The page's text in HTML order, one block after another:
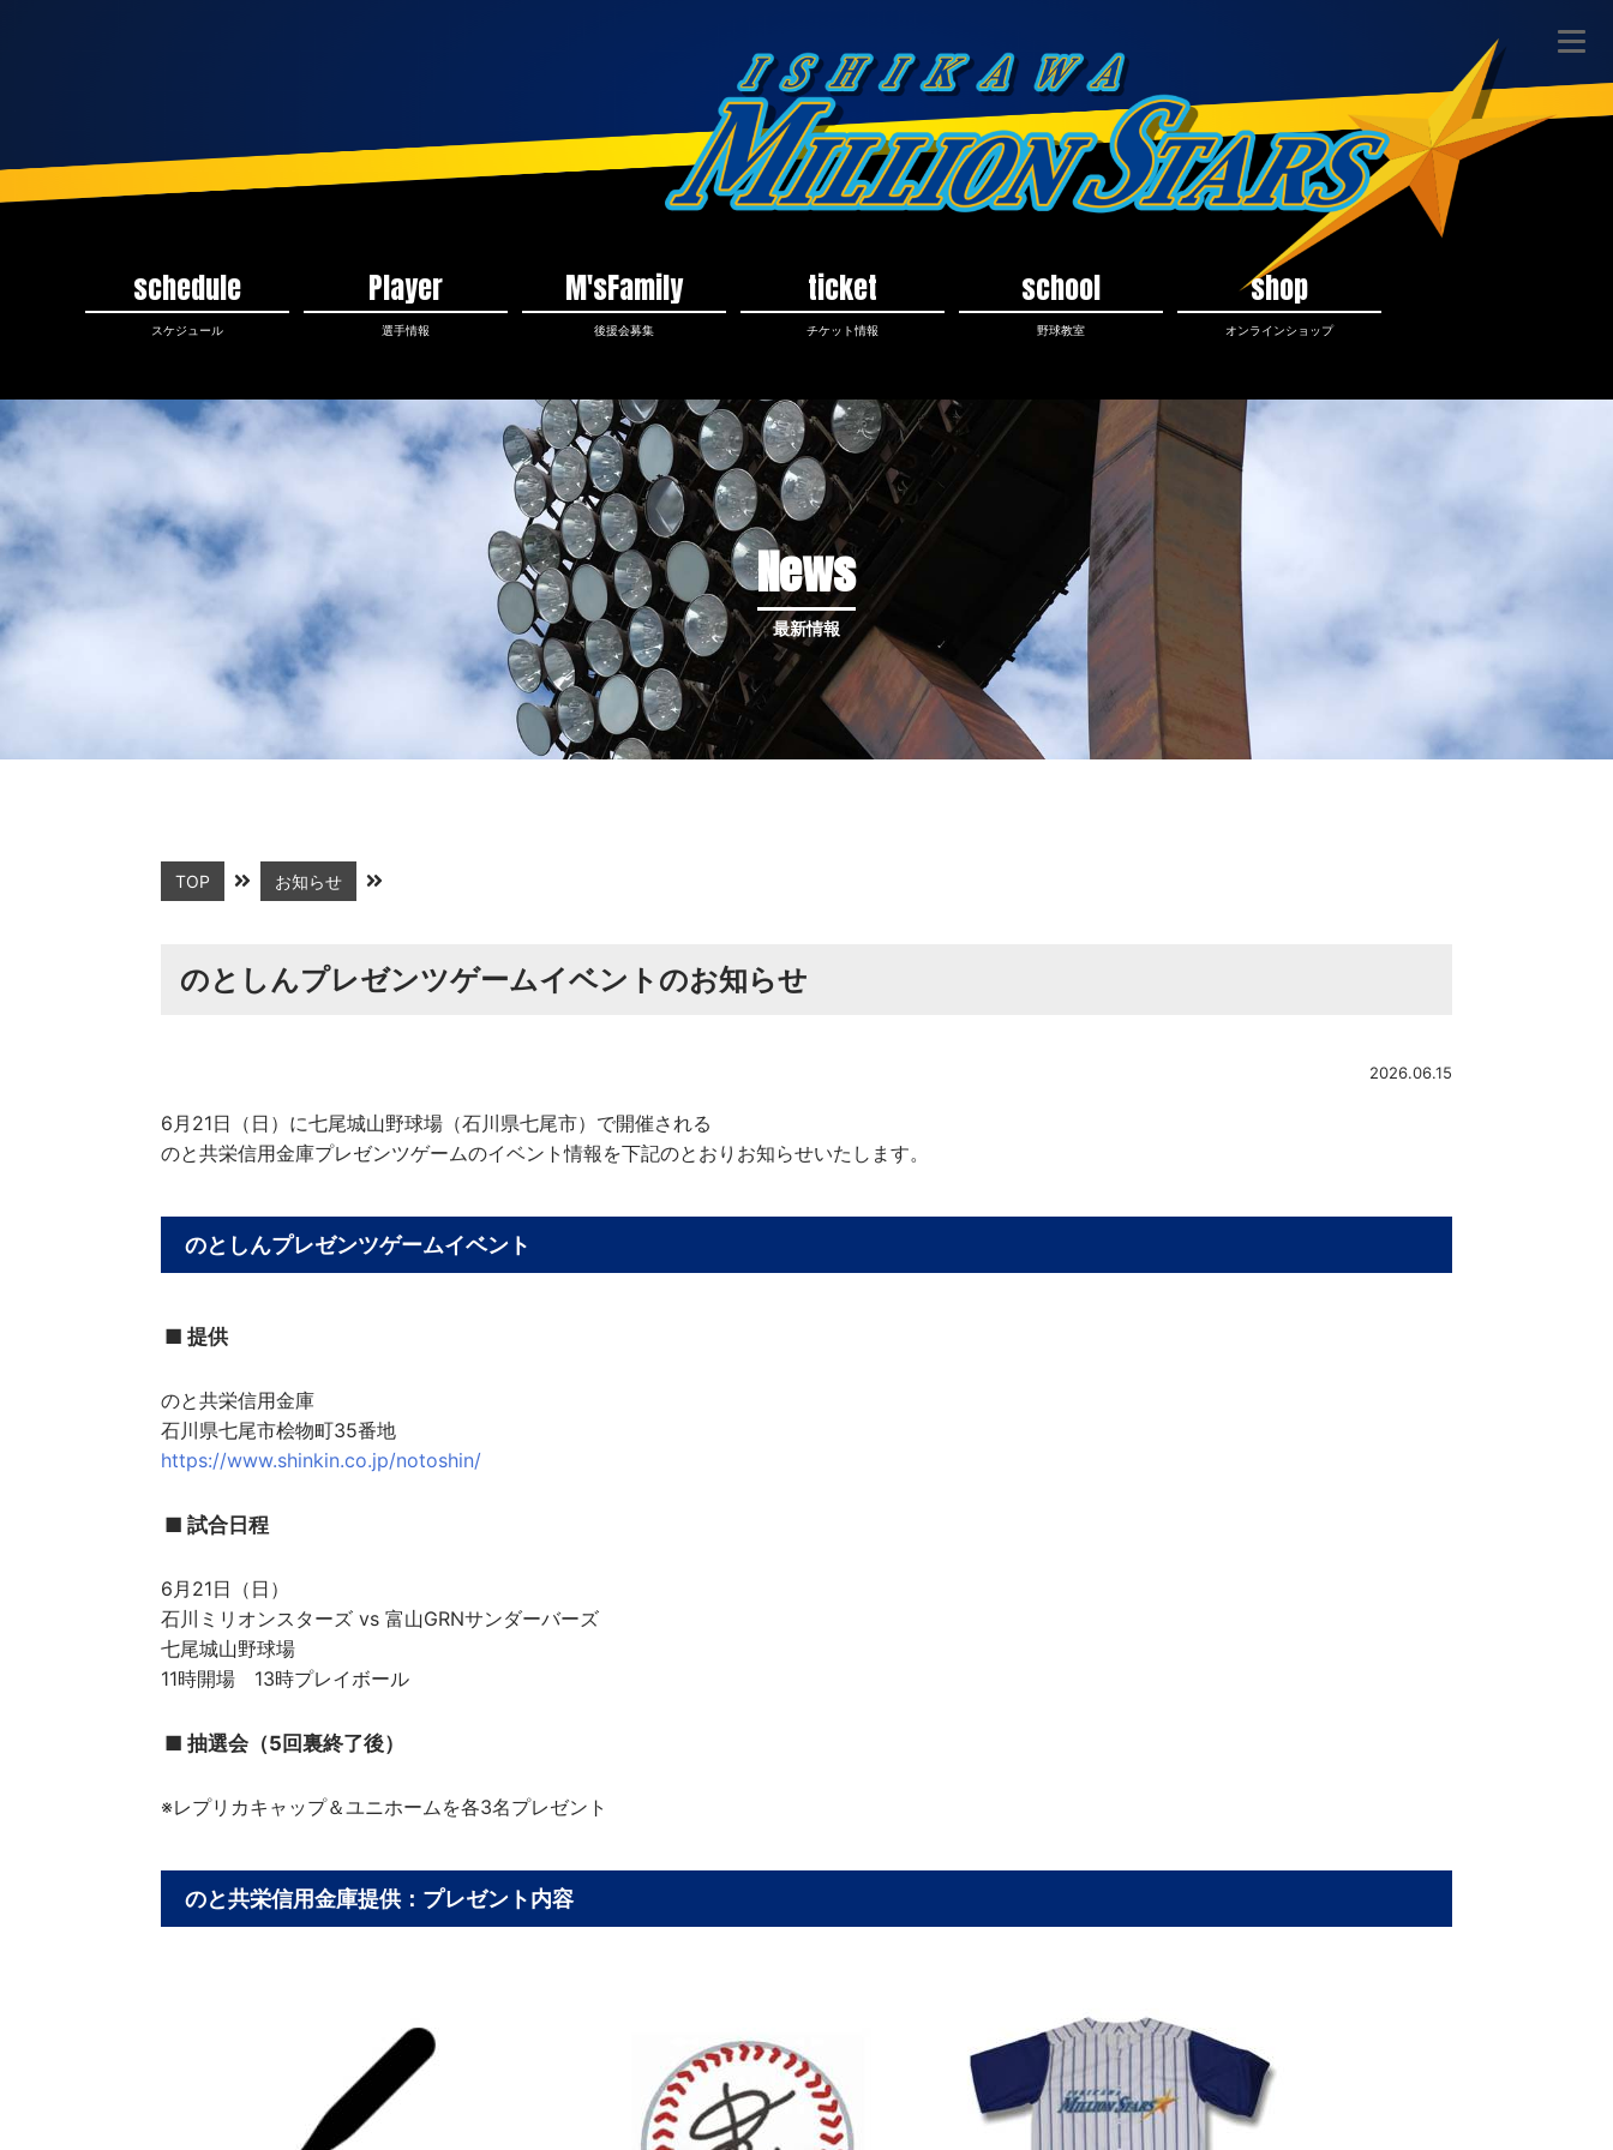
schedule
スケジュール
Player
選手情報
M'sFamily
後援会募集
ticket
チケット情報
school
野球教室
shop
オンラインショップ
News
最新情報
TOP お知らせ
のとしんプレゼンツゲームイベントのお知らせ
2026.06.15
6月21日（日）に七尾城山野球場（石川県七尾市）で開催される
のと共栄信用金庫プレゼンツゲームのイベント情報を下記のとおりお知らせいたします。
のとしんプレゼンツゲームイベント
■ 提供
のと共栄信用金庫
石川県七尾市桧物町35番地
https://www.shinkin.co.jp/notoshin/
■ 試合日程
6月21日（日）
石川ミリオンスターズ vs 富山GRNサンダーバーズ
七尾城山野球場
11時開場 13時プレイボール
■ 抽選会（5回裏終了後）
※レプリカキャップ＆ユニホームを各3名プレゼント
のと共栄信用金庫提供：プレゼント内容